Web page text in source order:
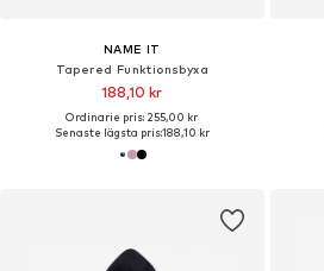
NAME IT
Tapered Funktionsbyxa
188,10 kr
Ordinarie pris: 255,00 kr
Senaste lägsta pris:188,10 kr